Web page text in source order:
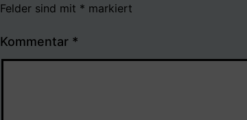
Felder sind mit * markiert
Kommentar *